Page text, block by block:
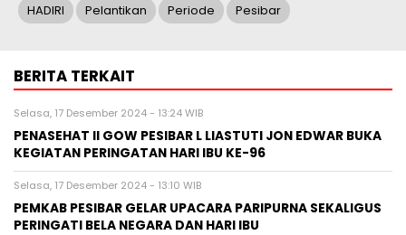
HADIRI Pelantikan Periode Pesibar
BERITA TERKAIT
Selasa, 17 Desember 2024 - 13:24 WIB
PENASEHAT II GOW PESIBAR L LIASTUTI JON EDWAR BUKA
KEGIATAN PERINGATAN HARI IBU KE-96
Selasa, 17 Desember 2024 - 13:10 WIB
PEMKAB PESIBAR GELAR UPACARA PARIPURNA SEKALIGUS
PERINGATI BELA NEGARA DAN HARI IBU